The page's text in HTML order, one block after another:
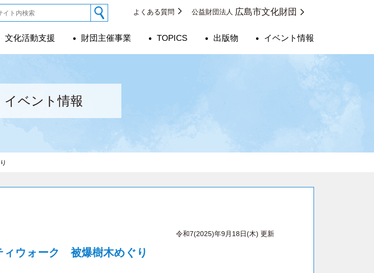
よくある質問 公益財団法人 広島市文化財団
文化活動支援 財団主催事業 TOPICS 出版物 イベント情報
イベント情報
令和7(2025)年9月18日(木) 更新
ウォーク 被爆樹木めぐり